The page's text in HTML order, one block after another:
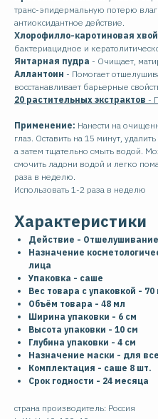
транс-эпидермальную потерю
антиоксидантное действие.
Хлорофилло-каротиновая
бактериацидное и
Янтарная пудра - Очищает,
Аллантоин - Помогает
восстанавливает барьерные
20 растительных экстрактов -
Применение: Нанести на
глаз. Оставить на 15 минут,
а затем тщательно смыть водой.
смочить ладони водой и легко
раза в неделю.
Использовать 1-2 раза в неделю
Характеристики
Действие -
Назначение
лица
Упаковка - саше
Вес товара с упаковкой - 70
Объём товара - 48 мл
Ширина упаковки - 6 см
Высота упаковки - 10 см
Глубина упаковки - 4 см
Назначение маски - для
Комплектация - саше 8 шт.
Срок годности - 24 месяца
страна производитель: Россия